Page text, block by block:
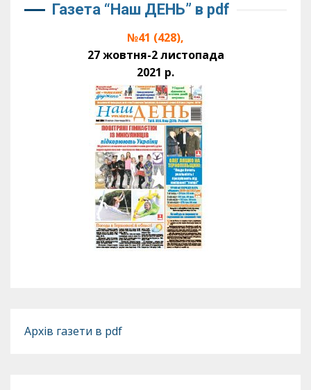
Газета “Наш ДЕНЬ” в pdf
№41 (428),
27 жовтня-2 листопада
2021 р.
Архів газети в pdf